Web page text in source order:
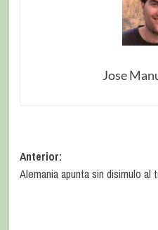
Jose
Anterior:
Alemania apunta sin disimulo al